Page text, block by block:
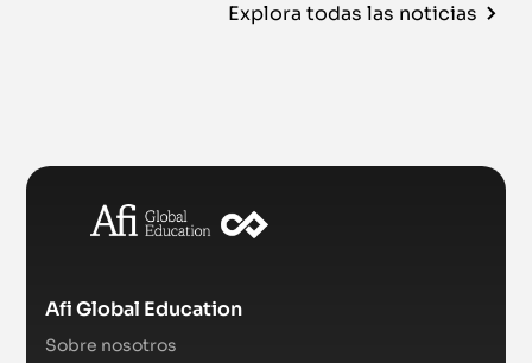
Explora todas las noticias
Afi Global Education
Sobre nosotros